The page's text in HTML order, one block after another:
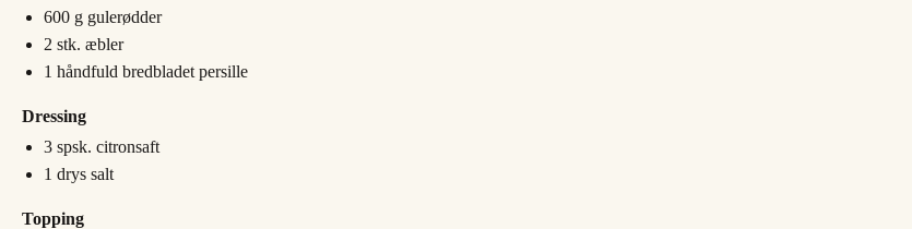
600 g gulerødder
2 stk. æbler
1 håndfuld bredbladet persille
Dressing
3 spsk. citronsaft
1 drys salt
Topping